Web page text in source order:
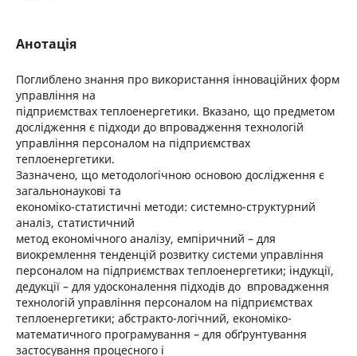
Анотація
Поглиблено знання про використання інноваційних форм
управління на
підприємствах теплоенергетики. Вказано, що предметом
дослідження є підходи до впровадження технологій
управління персоналом на підприємствах
теплоенергетики.
Зазначено, що методологічною основою дослідження є
загальнонаукові та
економіко-статистичні методи: системно-структурний
аналіз, статистичний
метод економічного аналізу, емпіричний – для
виокремлення тенденцій розвитку системи управління
персоналом на підприємствах теплоенергетики; індукції,
дедукції – для удосконалення підходів до впровадження
технологій управління персоналом на підприємствах
теплоенергетики; абстракто-логічний, економіко-
математичного програмування – для обґрунтування
застосування процесного і